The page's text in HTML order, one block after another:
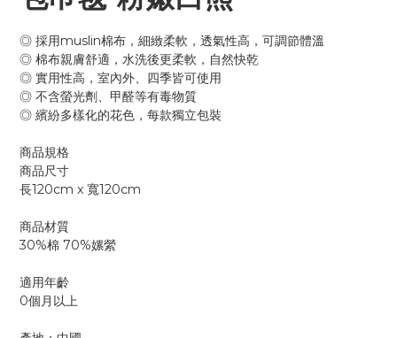
◎ 採用muslin棉布，細緻柔軟，透氣性高，可調節體溫
◎ 棉布親膚舒適，水洗後更柔軟，自然快乾
◎ 實用性高，室內外、四季皆可使用
◎ 不含螢光劑、甲醛等有毒物質
◎ 繽紛多樣化的花色，每款獨立包裝
商品規格
商品尺寸
長120cm x 寬120cm
商品材質
30%棉 70%嫘縈
適用年齡
0個月以上